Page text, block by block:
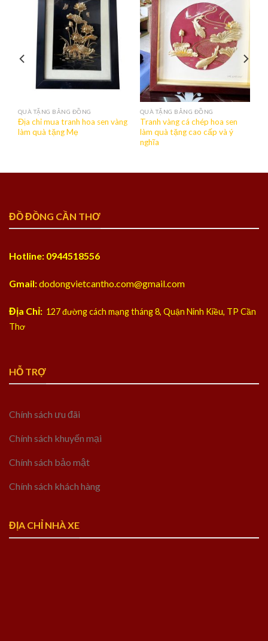
QUÀ TẶNG BẰNG ĐỒNG
Địa chỉ mua tranh hoa sen vàng
làm quà tặng Mẹ
QUÀ TẶNG BẰNG ĐỒNG
Tranh vàng cá chép hoa sen
làm quà tặng cao cấp và ý
nghĩa
ĐỒ ĐỒNG CẦN THƠ
Hotline: 0944518556
Gmail:dodongvietcantho.com@gmail.com
Địa Chỉ: 127 đường cách mạng tháng 8, Quận Ninh Kiều, TP Cần
Thơ
HỖ TRỢ
Chính sách ưu đãi
Chính sách khuyến mại
Chính sách bảo mật
Chính sách khách hàng
ĐỊA CHỈ NHÀ XE